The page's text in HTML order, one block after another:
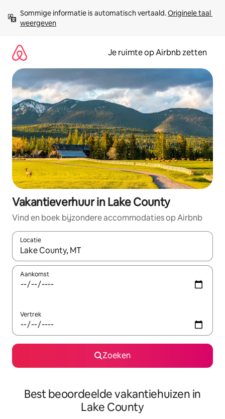
direct
naar
Sommige informatie is automatisch vertaald. Originele taal
weergeven
Je ruimte op Airbnb zetten
Vakantieverhuur in Lake County
Vind en boek bijzondere accommodaties op Airbnb
Locatie
Wanneer er suggesties beschikbaar zijn, maak je een keuze
Aankomst
Vertrek
Zoeken
Best beoordeelde vakantiehuizen in
Lake County